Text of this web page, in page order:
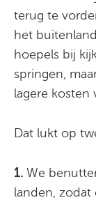
terug te
het
hoepels bij
springen,
lagere kosten
Dat lukt op
1. We
landen, zodat